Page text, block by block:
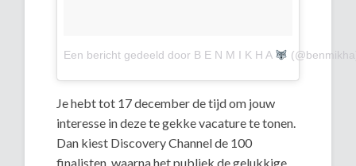
Een bericht gedeeld door B E N M I K H A
Je hebt tot 17 december de tijd om jouw
interesse in deze te gekke vacature te tonen.
Dan kiest Discovery Channel de 100
finalisten, waarna het publiek de gelukkige